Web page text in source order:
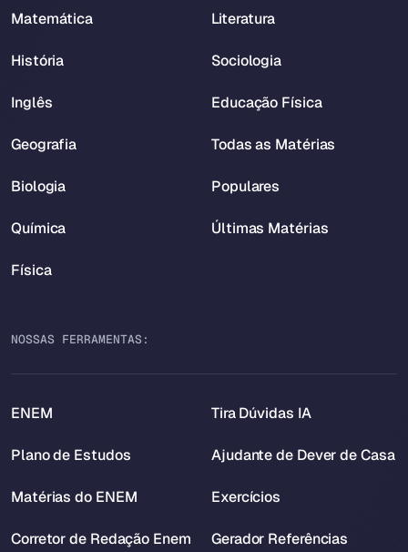
Matemática
História
Inglês
Geografia
Biologia
Química
Física
Literatura
Sociologia
Educação Física
Todas as Matérias
Populares
Últimas Matérias
NOSSAS FERRAMENTAS:
ENEM
Plano de Estudos
Matérias do ENEM
Corretor de Redação Enem
Tira Dúvidas IA
Ajudante de Dever de Casa
Exercícios
Gerador Referências